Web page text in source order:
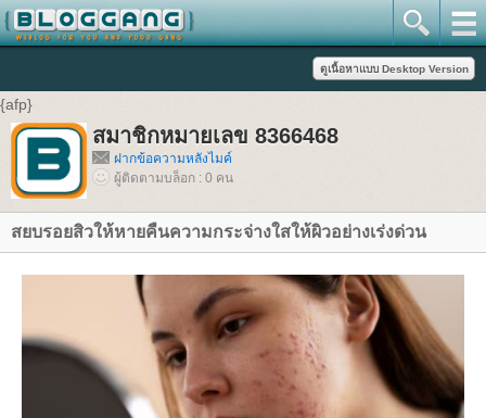
{afp}
สมาชิกหมายเลข 8366468
ฝากข้อความหลังไมค์
ผู้ติดตามบล็อก : 0 คน
สยบรอยสิวให้หายคืนความกระจ่างใสให้ผิวอย่างเร่งด่วน